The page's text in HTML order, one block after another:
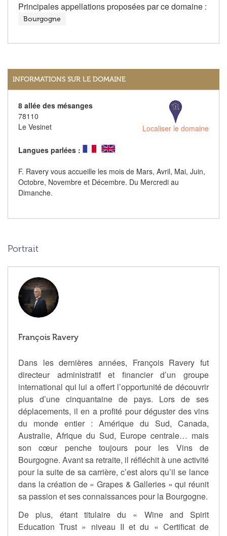
Principales appellations proposées par ce domaine :
Bourgogne
INFORMATIONS SUR LE DOMAINE
8 allée des mésanges
78110
Le Vesinet
Localiser le domaine
Langues parlées :
F. Ravery vous accueille les mois de Mars, Avril, Mai, Juin,
Octobre, Novembre et Décembre. Du Mercredi au
Dimanche.
Portrait
François Ravery
Dans les dernières années, François Ravery fut
directeur administratif et financier d’un groupe
international qui lui a offert l’opportunité de découvrir
plus d’une cinquantaine de pays. Lors de ses
déplacements, il en a profité pour déguster des vins
du monde entier : Amérique du Sud, Canada,
Australie, Afrique du Sud, Europe centrale… mais
son cœur penche toujours pour les Vins de
Bourgogne. Avant sa retraite, il réfléchit à une activité
pour la suite de sa carrière, c’est alors qu’il se lance
dans la création de « Grapes & Galleries » qui réunit
sa passion et ses connaissances pour la Bourgogne.
De plus, étant titulaire du « Wine and Spirit
Education Trust » niveau II et du « Certificat de